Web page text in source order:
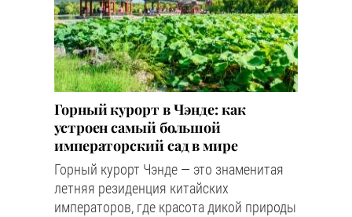
Горный курорт в Чэнде: как
устроен самый большой
императорский сад в мире
Горный курорт Чэнде — это знаменитая
летняя резиденция китайских
императоров, где красота дикой природы